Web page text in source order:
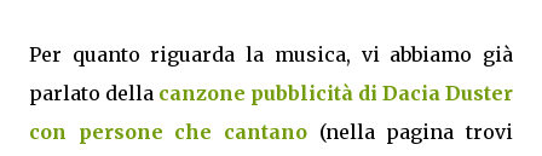
Per quanto riguarda la musica, vi abbiamo già
parlato della canzone pubblicità di Dacia Duster
con persone che cantano (nella pagina trovi